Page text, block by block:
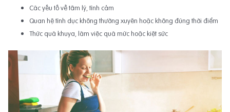
Các yếu tố về tâm lý, tình cảm
Quan hệ tình dục không thường xuyên hoặc không đúng thời điểm
Thức quá khuya, làm việc quá mức hoặc kiệt sức